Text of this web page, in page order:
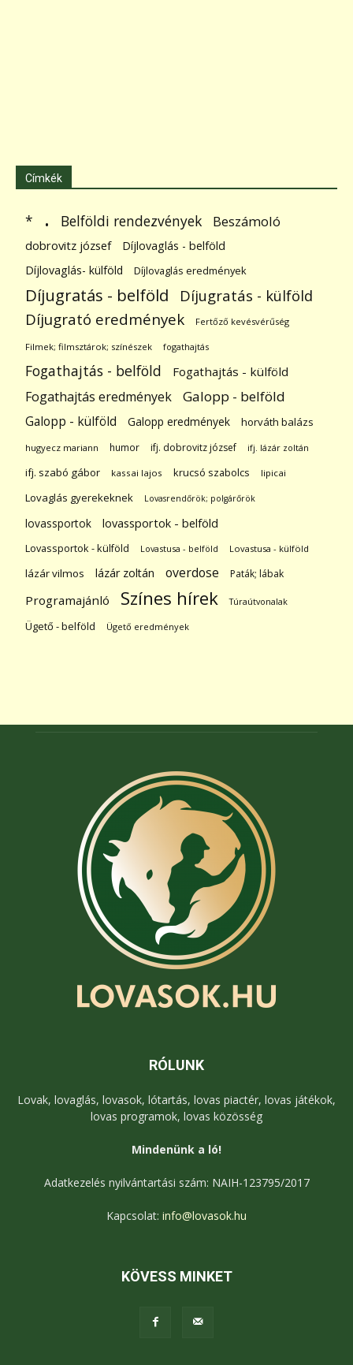
Címkék
* . Belföldi rendezvények Beszámoló
dobrovitz józsef
Díjlovaglás - belföld
Díjlovaglás- külföld
Díjlovaglás eredmények
Díjugratás - belföld Díjugratás - külföld
Díjugrató eredmények Fertőző kevésvérűség
Filmek; filmsztárok; színészek fogathajtás
Fogathajtás - belföld Fogathajtás - külföld
Fogathajtás eredmények Galopp - belföld
Galopp - külföld Galopp eredmények horváth balázs
hugyecz mariann humor ifj. dobrovitz józsef ifj. lázár zoltán
ifj. szabó gábor kassai lajos krucsó szabolcs lipicai
Lovaglás gyerekeknek Lovasrendőrök; polgárőrök
lovassportok lovassportok - belföld
Lovassportok - külföld Lovastusa - belföld Lovastusa - külföld
lázár vilmos lázár zoltán overdose Paták; lábak
Programajánló Színes hírek Túraútvonalak
Ügető - belföld Ügető eredmények
RÓLUNK
Lovak, lovaglás, lovasok, lótartás, lovas piactér, lovas játékok,
lovas programok, lovas közösség
Mindenünk a ló!
Adatkezelés nyilvántartási szám: NAIH-123795/2017
Kapcsolat: info@lovasok.hu
KÖVESS MINKET